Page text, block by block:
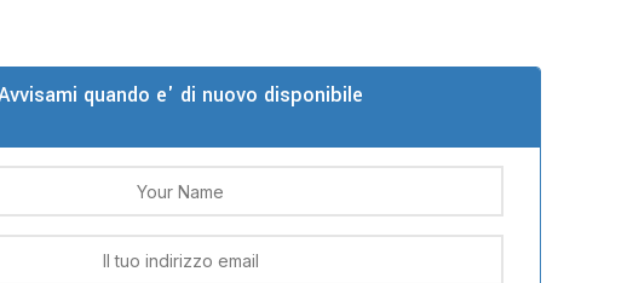
quando e' di nuovo disponibile